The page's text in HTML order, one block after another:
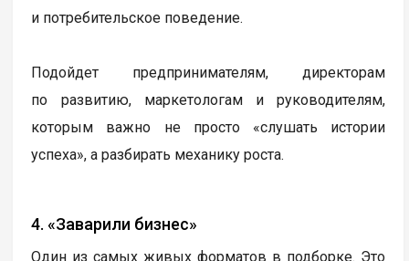
и потребительское поведение.
Подойдет предпринимателям, директорам
по развитию, маркетологам и руководителям,
которым важно не просто «слушать истории
успеха», а разбирать механику роста.
4. «Заварили бизнес»
Один из самых живых форматов в подборке. Это